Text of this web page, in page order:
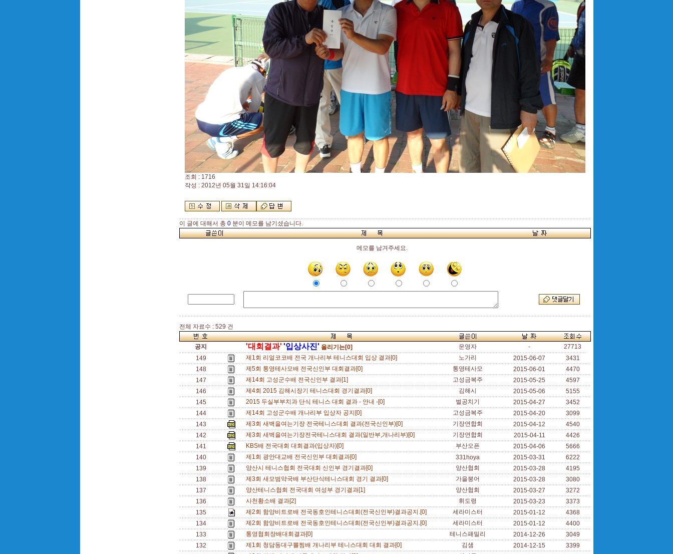
조회 : 1716
작성 : 2012년 05월 31일 14:16:04
이 글에 대해서 총 0분이 메모를 남기셨습니다.
메모를 남겨주세요.
전체 자료수 : 529 건
공지 '대회결과' '입상사진' 올리기는[0] 운영자 -
27713
149
제1회 리얼코코배 전국 개나리부 테니스대회 입상 결과[0] 노가리 2015-06-07
3431
148
제5회 통영테사모배 전국신인부 대회결과[0] 통영테사모 2015-06-01
4470
147
제14회 고성군수배 전국신인부 결과[1] 고성금복주 2015-05-25
4597
146
제4회 2015 김해시장기 테니스대회 경기결과[0] 김해시 2015-05-06
5155
145
2015 두실부부치과 단식 테니스 대회 결과 - 안내 -[0] 벌공치기 2015-04-27
3452
144
제14회 고성군수배 개나리부 입상자 공지[0] 고성금복주 2015-04-20
3099
143
제3회 새벽을여는기장 전국테니스대회 결과(전국신인부)[0] 기장연합회 2015-04-12
4540
142
제3회 새벽을여는기장전국테니스대회 결과(일반부,개나리부)[0] 기장연합회 2015-04-11
4426
141
KBS배 전국대회 대회결과(입상자)[0] 부산오픈 2015-04-06
5666
140
제1회 광안대교배 전국신인부 대회결과[0] 331hoya 2015-03-31
6222
139
양산시 테니스협회 전국대회 신인부 경기결과[0] 양산협회 2015-03-28
4195
138
제3회 새모범약국배 부산단식테니스대회 경기 결과[0] 가을붕어 2015-03-28
3080
137
양산테니스협회 전국대회 여성부 경기결과[1] 양산협회 2015-03-27
3272
136
사천황소배 결과[2] 휘도령 2015-03-23
3373
135
제2회 함양비트로배 전국동호인테니스대회(전국신인부)결과공지.[0] 세라미스터 2015-01-12
4368
134
제2회 함양비트로배 전국동호인테니스대회(전국신인부)결과공지.[0] 세라미스터 2015-01-12
4400
133
통영협회장배대회결과[0] 테니스패밀리 2014-12-26
3049
132
제1회 청담동대구뽈찜배 개나리부 테니스대회 대회 결과[0] 김샘 2014-12-15
3399